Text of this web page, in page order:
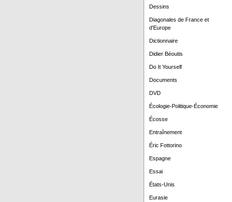
Dessins
Diagonales de France et
d'Europe
Dictionnaire
Didier Béoutis
Do It Yourself
Documents
DVD
Écologie-Politique-Économie
Écosse
Entraînement
Éric Fottorino
Espagne
Essai
États-Unis
Eurasie